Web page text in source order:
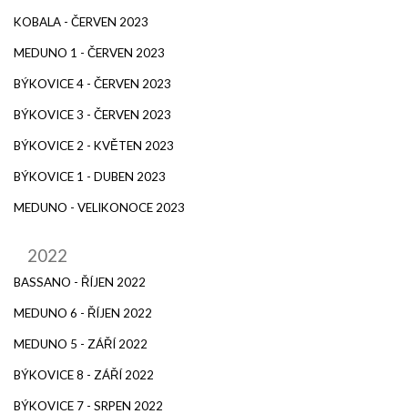
KOBALA - ČERVEN 2023
MEDUNO 1 - ČERVEN 2023
BÝKOVICE 4 - ČERVEN 2023
BÝKOVICE 3 - ČERVEN 2023
BÝKOVICE 2 - KVĚTEN 2023
BÝKOVICE 1 - DUBEN 2023
MEDUNO - VELIKONOCE 2023
2022
BASSANO - ŘÍJEN 2022
MEDUNO 6 - ŘÍJEN 2022
MEDUNO 5 - ZÁŘÍ 2022
BÝKOVICE 8 - ZÁŘÍ 2022
BÝKOVICE 7 - SRPEN 2022